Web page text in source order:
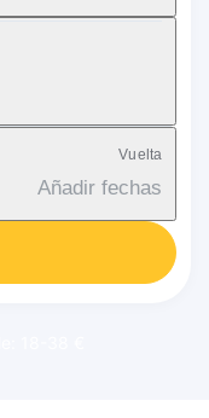
Vuelta
Añadir fechas